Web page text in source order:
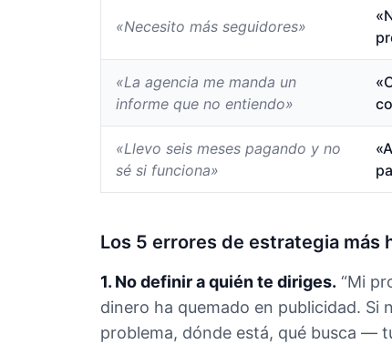
«Necesito más seguidores»
«La agencia me manda un
informe que no entiendo»
«Llevo seis meses pagando y no
sé si funciona»
Los 5 errores de estrategia más
1. No definir a quién te diriges. “Mi
dinero ha quemado en publicidad.
problema, dónde está, qué busca —